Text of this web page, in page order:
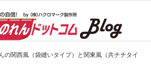
の関西風（袋縫いタイプ）と関東風（共チチタイ